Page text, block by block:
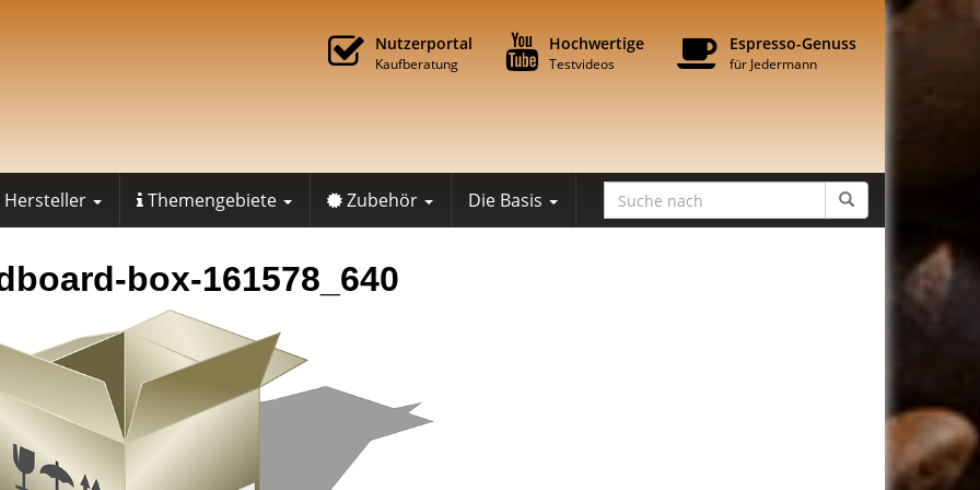
Nutzerportal
Kaufberatung
Hochwertige
Testvideos
Espresso-Genuss
für Jedermann
Hersteller Themengebiete Zubehör Die Basis
box-161578_640